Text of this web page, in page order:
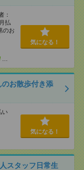
：
払
のお
…
気になる！
のお散歩付き添
い
気になる！
スタッフ日常生